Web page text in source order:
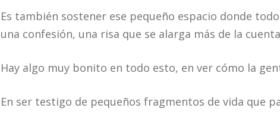
Es también sostener ese pequeño espacio donde
una confesión, una risa que se alarga más de la
Hay algo muy bonito en todo esto, en ver cómo la
En ser testigo de pequeños fragmentos de vida que